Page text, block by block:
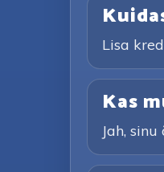
Lisa
Kas
Jah,